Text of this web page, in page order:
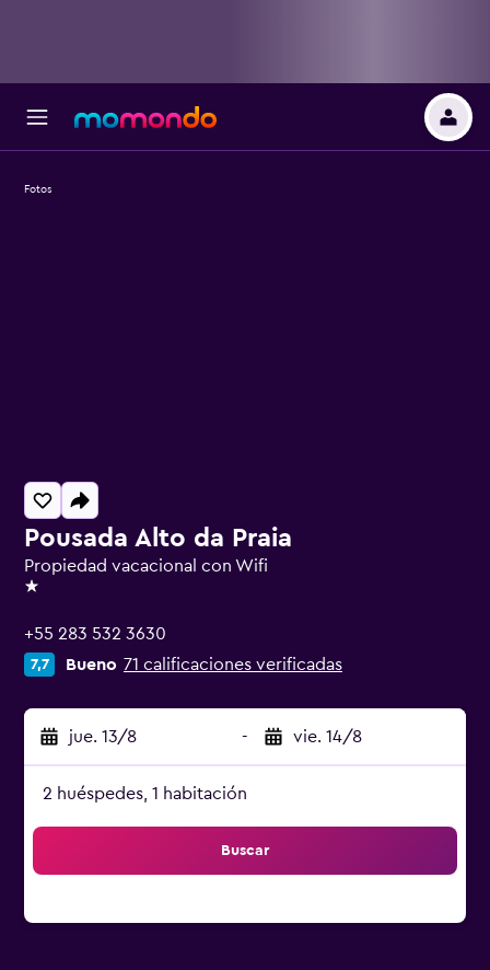
Pousada Alto da Praia
Propiedad vacacional con Wifi
1 estrella
+55 283 532 3630
7,7 Bueno 71 calificaciones verificadas
jue. 13/8 - vie. 14/8
2 huéspedes, 1 habitación
Buscar
Fotos